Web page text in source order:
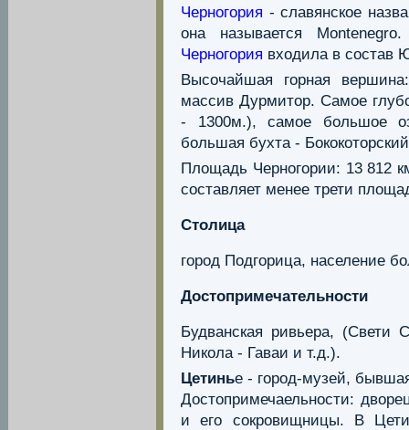
Черногория - славянское
она называется
Черногория входила в состав
Высочайшая горная
массив Дурмитор. Самое
- 1300м.), самое большое
большая бухта -
Площадь Черногории: 13 812
составляет менее трети
Столица
город Подгорица, население
Достопримечательности
Будванская ривьера, (Свети
Никола - Гаваи и т.д.).
Цетинье - город-музей,
Достопримечаельности:
и его сокровищницы. В